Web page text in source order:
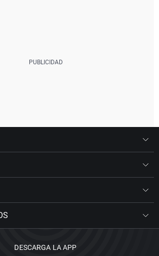
DESCARGA LA APP